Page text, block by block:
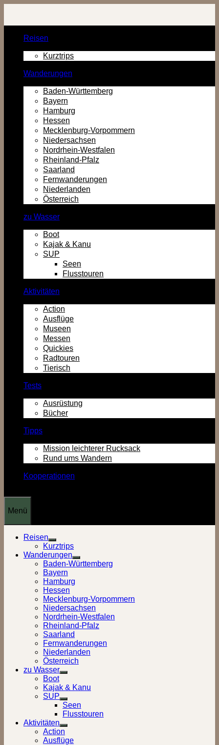
Inhalt
Reisen
Kurztrips
Wanderungen
Baden-Württemberg
Bayern
Hamburg
Hessen
Mecklenburg-Vorpommern
Niedersachsen
Nordrhein-Westfalen
Rheinland-Pfalz
Saarland
Fernwanderungen
Niederlanden
Österreich
zu Wasser
Boot
Kajak & Kanu
SUP
Seen
Flusstouren
Aktivitäten
Action
Ausflüge
Museen
Messen
Quickies
Radtouren
Tierisch
Tests
Ausrüstung
Bücher
Tipps
Mission leichterer Rucksack
Rund ums Wandern
Kooperationen
Menü
Reisen
Show
sub
menu
Kurztrips
Wanderungen
Show
sub
Baden-Württemberg
Bayern
Hamburg
Hessen
Mecklenburg-Vorpommern
Niedersachsen
Nordrhein-Westfalen
Rheinland-Pfalz
Saarland
Fernwanderungen
Niederlanden
Österreich
zu Wasser
Show
sub
menu
Boot
Kajak & Kanu
SUP
Show
sub
menu
Seen
Flusstouren
Aktivitäten
Show
sub
Action
Ausflüge